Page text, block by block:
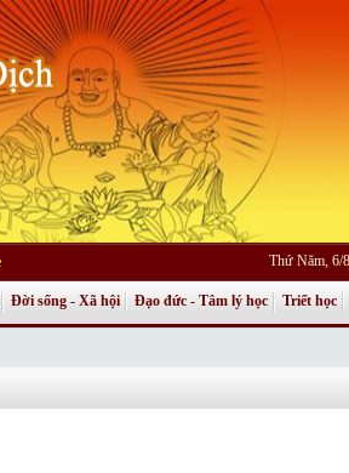
Thứ Năm, 6/
Đời sống - Xã hội Đạo đức - Tâm lý học Triết học